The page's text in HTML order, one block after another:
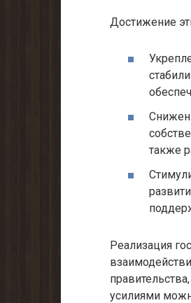
Достижение
также
Реализация
усилиями